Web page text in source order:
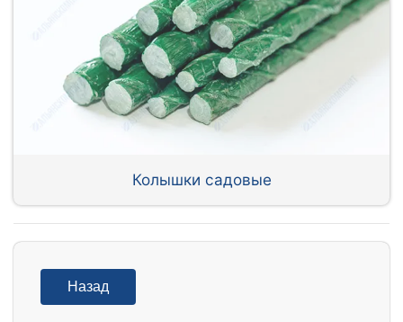
Колышки садовые
Назад